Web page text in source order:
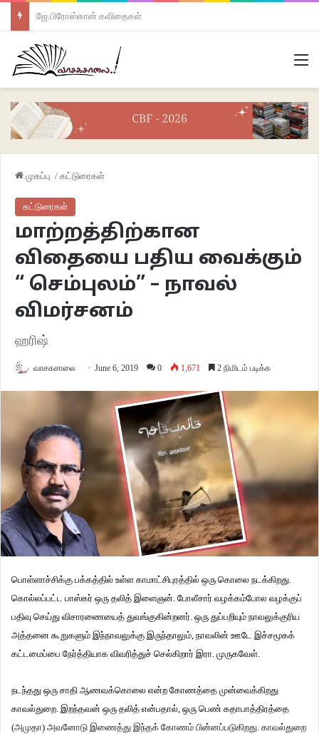
ஜே.பிரோஸ்கான் கவிதைகள்
முகப்பு / கட்டுரைகள்
கட்டுரைகள்
மாற்றத்திற்கான
விதையை பதிய வைக்கும்
“ செம்புலம்” – நாவல்
விமர்சனம்
ஹரிஷ்
வாசகசாலை June 6, 2019 0 1,671 2 நிமிடம் படிக்க
பொள்ளாச்சிக்கு பக்கத்தில் உள்ள காமாட்சிபுரத்தில் ஒரு கொலை நடக்கிறது.
கொல்லப்பட்ட பாஸ்கர் ஒரு தலித் இளைஞன். போலீசார் வழக்கம்போல வழக்குப்
பதிவு செய்து விசாரணையைத் துவங்குகின்றனர். ஒரு துப்பறியும் நாவலுக்குரிய
அத்தனை கூறுகளும் இந்நாவலுக்கு இருந்தாலும், நாவலின் ஊடே இச்சமூகக்
கட்டமைப்பை நேர்த்தியாக விவரித்துச் செல்கிறார் இரா. முருகவேள்.
நடந்தது ஒரு சாதி ஆணவக்கொலை என்ற கோணத்தை முன்வைக்கிறது
காவல்துறை. இறந்தவன் ஒரு தலித் என்பதால், ஒரு பெண் கதாபாத்திரத்தை
(அமுதா) அவனோடு இணைத்து இந்தக் கோணம் பின்னப்படுகிறது. காவல்துறை